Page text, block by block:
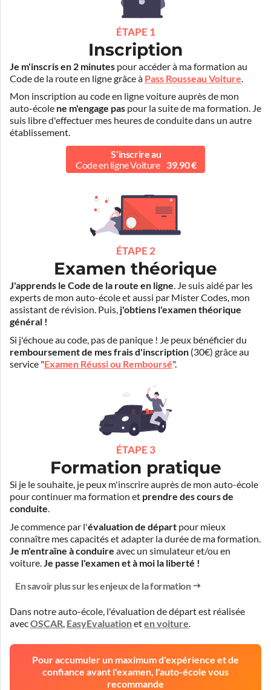
ÉTAPE 1
Inscription
Je m'inscris en 2 minutes pour accéder à ma formation au
Code de la route en ligne grâce à Pass Rousseau Voiture.
Mon inscription au code en ligne voiture auprès de mon
auto-école ne m'engage pas pour la suite de ma formation. Je
suis libre d'effectuer mes heures de conduite dans un autre
établissement.
S'inscrire au
Code en ligne Voiture
39.90 €
ÉTAPE 2
Examen théorique
J'apprends le Code de la route en ligne. Je suis aidé par les
experts de mon auto-école et aussi par Mister Codes, mon
assistant de révision. Puis, j'obtiens l'examen théorique
général !
Si j'échoue au code, pas de panique ! Je peux bénéficier du
remboursement de mes frais d'inscription (30€) grâce au
service "Examen Réussi ou Remboursé".
ÉTAPE 3
Formation pratique
Si je le souhaite, je peux m'inscrire auprès de mon auto-école
pour continuer ma formation et prendre des cours de
conduite.
Je commence par l'évaluation de départ pour mieux
connaître mes capacités et adapter la durée de ma formation.
Je m'entraîne à conduire avec un simulateur et/ou en
voiture. Je passe l'examen et à moi la liberté !
En savoir plus sur les enjeux de la formation
Dans notre auto-école, l'évaluation de départ est réalisée
avecOSCAR EasyEvaluationeten voiture
Pour accumuler un maximum d'expérience et de
confiance avant l'examen, l'auto-école vous
recommande